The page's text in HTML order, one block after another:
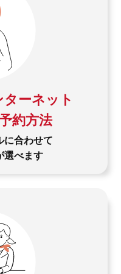
ーネット
約方法
に合わせて
選べます